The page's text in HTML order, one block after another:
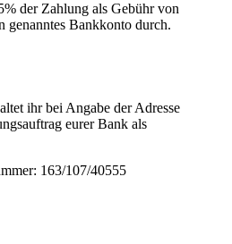
der Zahlung als Gebühr von
genanntes Bankkonto durch.
ihr bei Angabe der Adresse
eurer Bank als
163/107/40555